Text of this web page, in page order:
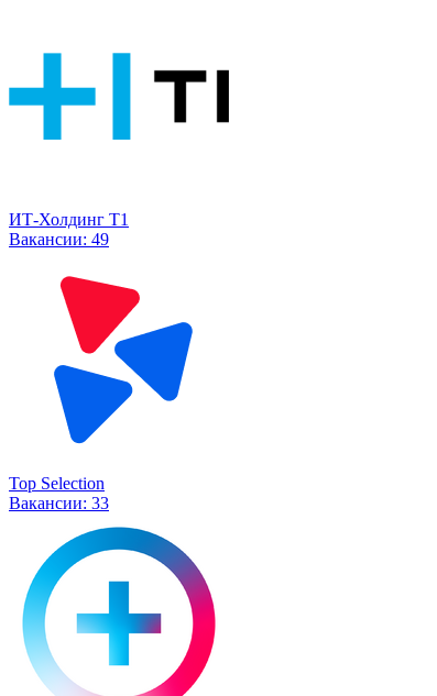
ИТ-Холдинг Т1
Вакансии: 49
Top Selection
Вакансии: 33